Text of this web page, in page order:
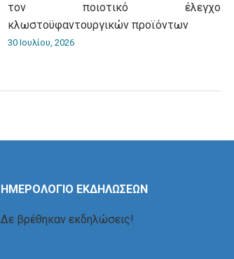
τον ποιοτικό έλεγχο
κλωστοϋφαντουργικών προϊόντων
30 Ιουλίου, 2026
ΗΜΕΡΟΛΟΓΙΟ ΕΚΔΗΛΩΣΕΩΝ
Δε βρέθηκαν εκδηλώσεις!